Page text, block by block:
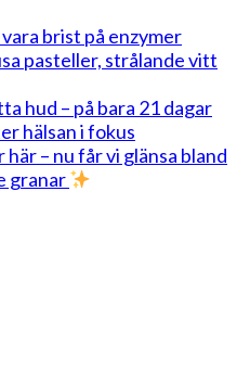
brist på enzymer
pasteller, strålande vitt
hud – på bara 21 dagar
hälsan i fokus
– nu får vi glänsa bland
granar